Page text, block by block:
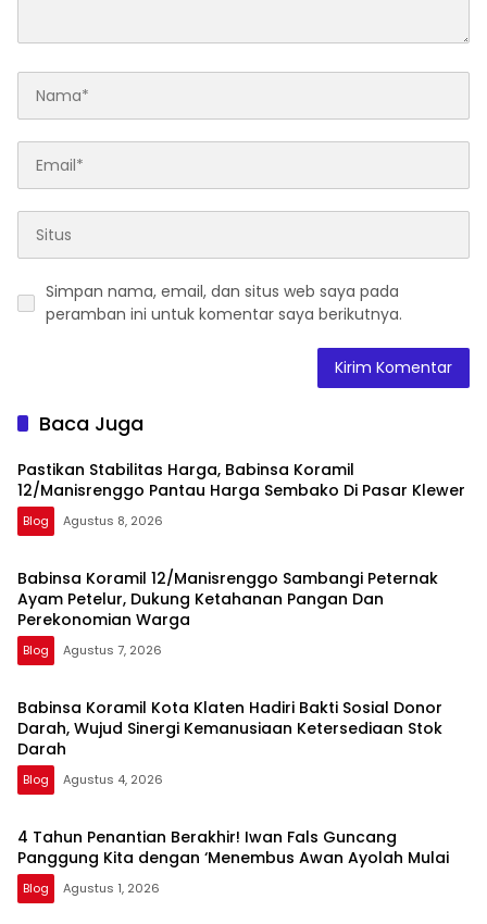
Simpan nama, email, dan situs web saya pada
peramban ini untuk komentar saya berikutnya.
Baca Juga
Pastikan Stabilitas Harga, Babinsa Koramil
12/Manisrenggo Pantau Harga Sembako Di Pasar Klewer
Blog Agustus 8, 2026
Babinsa Koramil 12/Manisrenggo Sambangi Peternak
Ayam Petelur, Dukung Ketahanan Pangan Dan
Perekonomian Warga
Blog Agustus 7, 2026
Babinsa Koramil Kota Klaten Hadiri Bakti Sosial Donor
Darah, Wujud Sinergi Kemanusiaan Ketersediaan Stok
Darah
Blog Agustus 4, 2026
4 Tahun Penantian Berakhir! Iwan Fals Guncang
Panggung Kita dengan ‘Menembus Awan Ayolah Mulai
Blog Agustus 1, 2026